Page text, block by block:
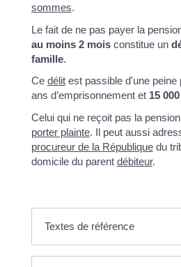
sommes.
Le fait de ne pas payer la
au moins 2 moisconstitue un
famille.
Ce délitest passible d'une peine
ans d’emprisonnement et 15
Celui qui ne reçoit pas la
porter plainte. Il peut aussi
procureur de la Républiquedu
domicile du parent débiteur.
Textes de référence